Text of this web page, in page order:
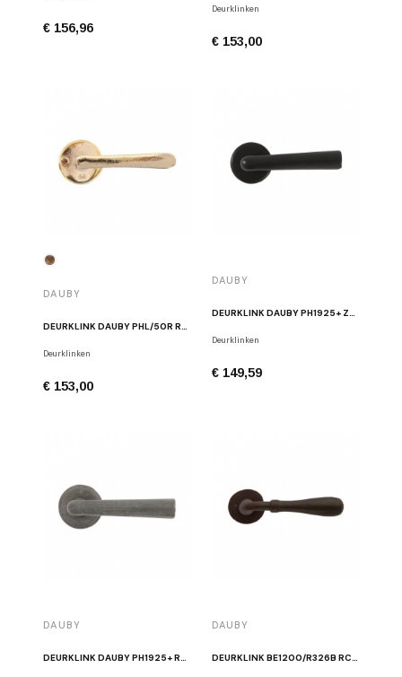
€ 156,96
Deurklinken
€ 153,00
DAUBY
DEURKLINK DAUBY PHL/50R RUW BRONS GEPOLIJST
Deurklinken
€ 153,00
DAUBY
DEURKLINK DAUBY PH1925+ ZWART
Deurklinken
€ 149,59
DAUBY
DEURKLINK DAUBY PH1925+ RUW METAAL
DAUBY
DEURKLINK BE1200/R326B RC ROEST